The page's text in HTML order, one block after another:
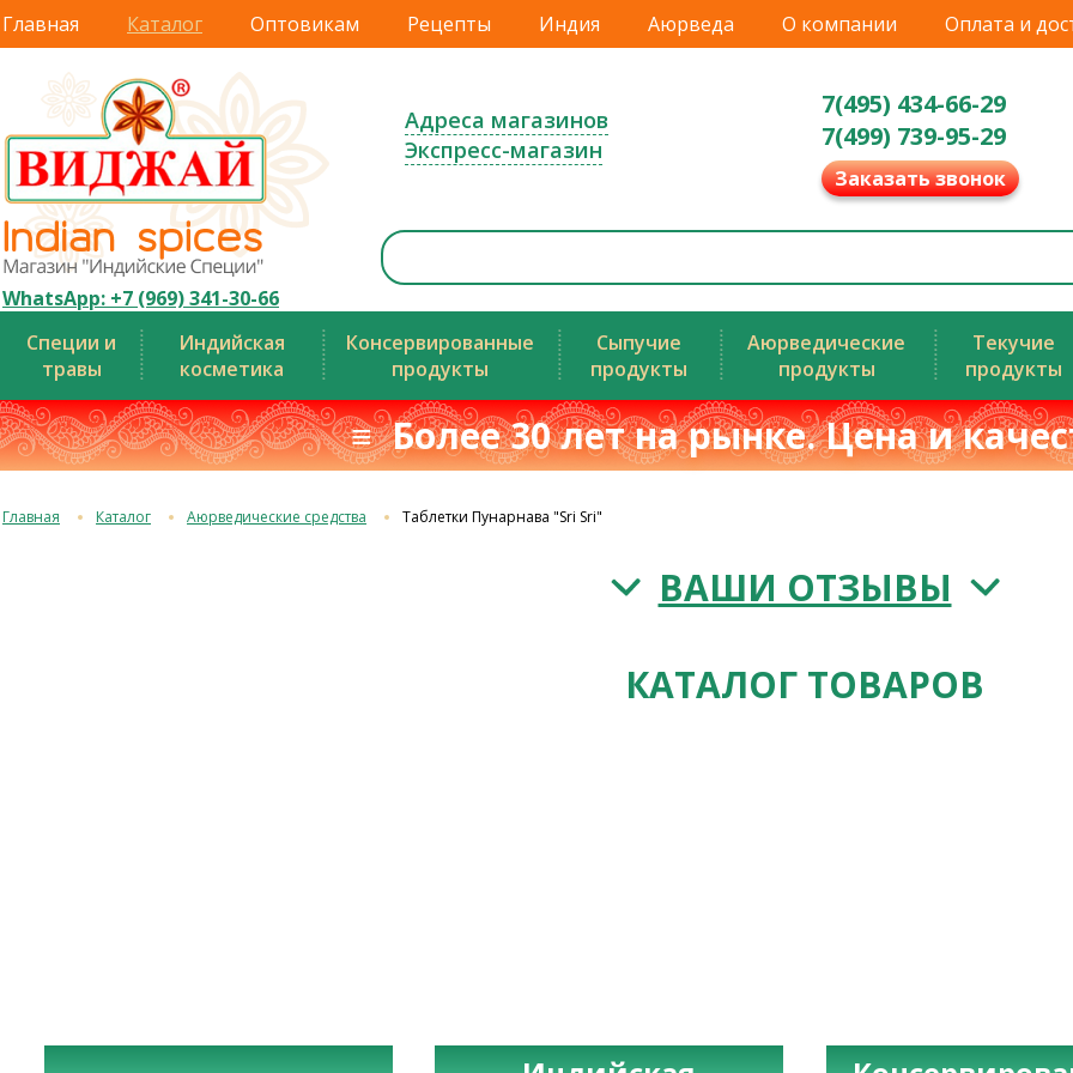
Главная Каталог Оптовикам Рецепты Индия Аюрведа О компании Оплата и
WhatsApp: +7 (969) 341-30-66
Адреса магазинов
Экспресс-магазин
7(495) 434-66-29
7(499) 739-95-29
Заказать звонок
Специи и
травы
Индийская
косметика
Консервированные
продукты
Сыпучие
продукты
Аюрведические
продукты
Текучие
продукты
≡ Более 30 лет на рынке. Цена и
Главная Каталог Аюрведические средства Таблетки Пунарнава "Sri Sri"
ВАШИ ОТЗЫВЫ
КАТАЛОГ ТОВАРОВ